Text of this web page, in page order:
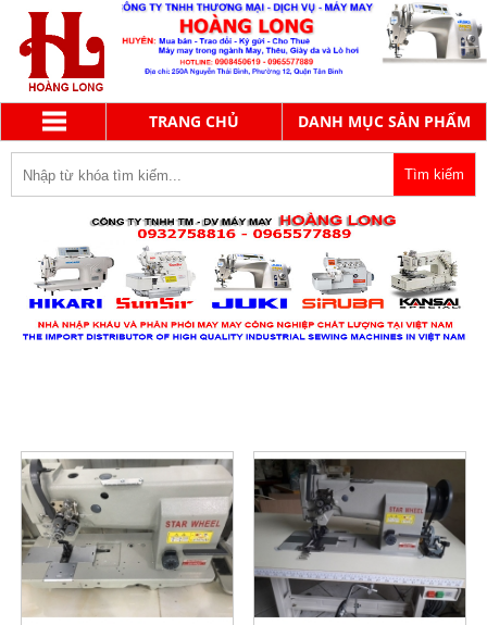
TRANG CHỦ DANH MỤC SẢN PHẨM